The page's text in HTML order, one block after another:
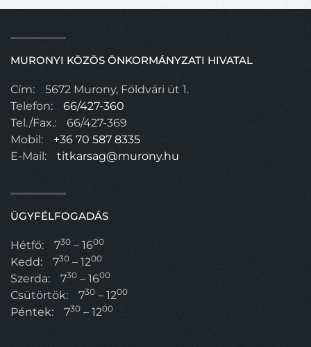
MURONYI KÖZÖS ÖNKORMÁNYZATI HIVATAL
Cím:
5672 Murony, Földvári út 1.
Telefon:
66/427-360
Tel./Fax.:
66/427-369
Mobil:
+36 70 587 8335
E-Mail:
titkarsag@murony.hu
ÜGYFÉLFOGADÁS
Hétfő: 730 – 1600
Kedd: 730 – 1200
Szerda: 730 – 1600
Csütörtök: 730 – 1200
Péntek: 730 – 1200